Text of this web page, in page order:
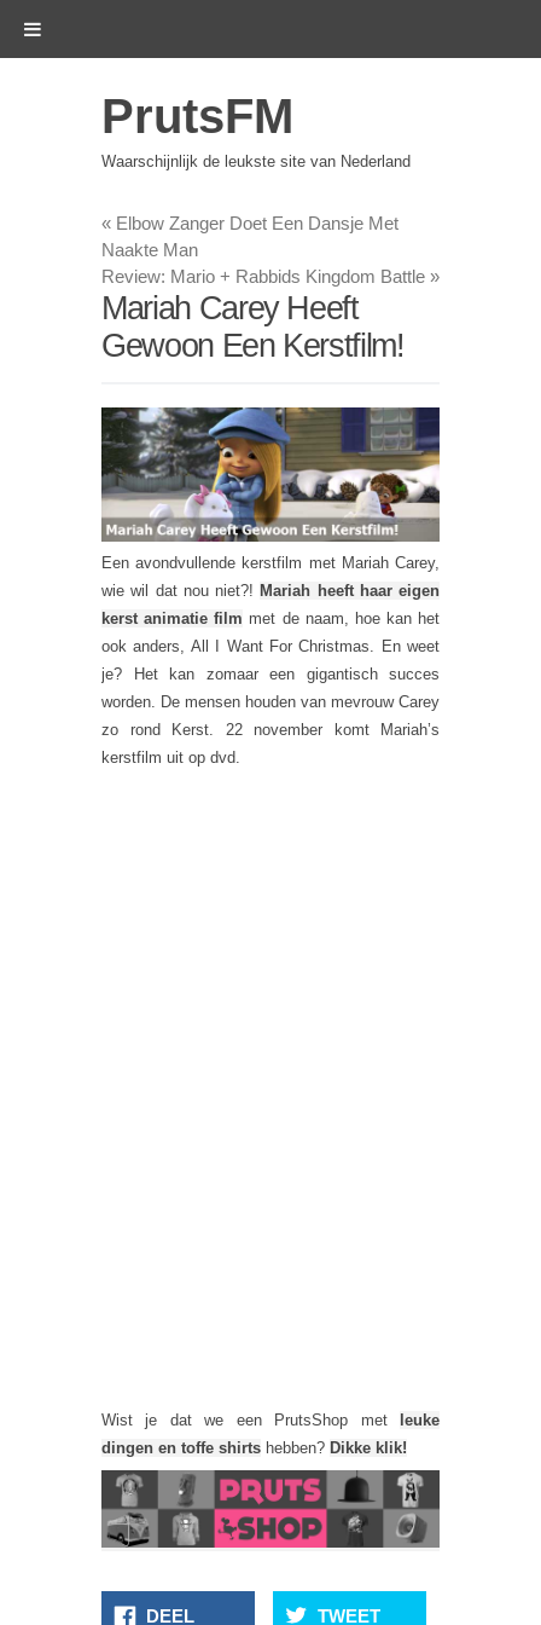
PrutsFM
Waarschijnlijk de leukste site van Nederland
« Elbow Zanger Doet Een Dansje Met
Naakte Man
Review: Mario + Rabbids Kingdom Battle »
Mariah Carey Heeft
Gewoon Een Kerstfilm!
Een avondvullende kerstfilm met Mariah Carey,
wie wil dat nou niet?! Mariah heeft haar eigen
kerst animatie film met de naam, hoe kan het
ook anders, All I Want For Christmas. En weet
je? Het kan zomaar een gigantisch succes
worden. De mensen houden van mevrouw Carey
zo rond Kerst. 22 november komt Mariah’s
kerstfilm uit op dvd.
Wist je dat we een PrutsShop met
leuke
dingen en toffe shirts hebben? Dikke klik!
DEEL TWEET